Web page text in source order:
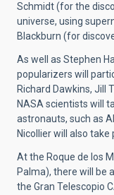
Schmidt (for the
universe, using
Blackburn (for
As well as Stephen
popularizers will
Richard Dawkins, Jill
NASA scientists will
astronauts, such as
Nicollier will also take
At the Roque de los
Palma), there will be
the Gran Telescopio